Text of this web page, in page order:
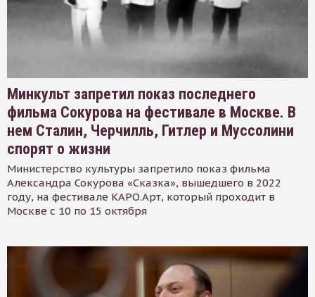
Минкульт запретил показ последнего
фильма Сокурова на фестивале в Москве. В
нем Сталин, Черчилль, Гитлер и Муссолини
спорят о жизни
Министерство культуры запретило показ фильма
Александра Сокурова «Сказка», вышедшего в 2022
году, на фестивале КАРО.Арт, который проходит в
Москве с 10 по 15 октября